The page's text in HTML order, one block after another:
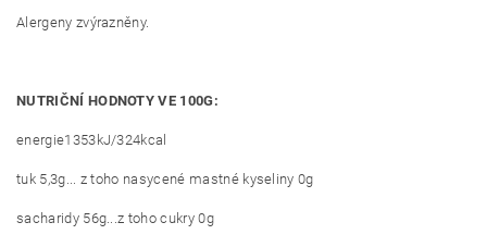
Alergeny zvýrazněny.
NUTRIČNÍ HODNOTY VE 100G:
energie1353kJ/324kcal
tuk 5,3g... z toho nasycené mastné kyseliny 0g
sacharidy 56g...z toho cukry 0g